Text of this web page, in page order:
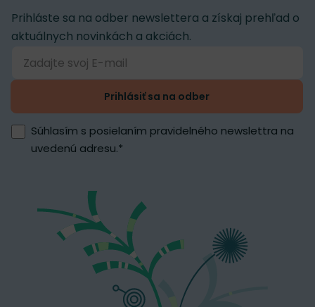
Prihláste sa na odber newslettera a získaj prehľad o
aktuálnych novinkách a akciách.
Prihlásiť sa na odber
Súhlasím s posielaním pravidelného newslettra na
uvedenú adresu.*